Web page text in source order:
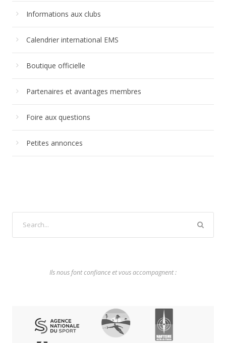
Informations aux clubs
Calendrier international EMS
Boutique officielle
Partenaires et avantages membres
Foire aux questions
Petites annonces
Ils nous font confiance et vous accompagnent :